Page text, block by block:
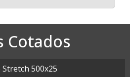
Cotados
Stretch 500x25